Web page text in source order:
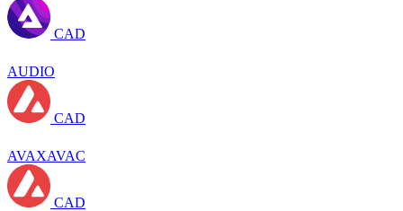
CAD
AUDIO
CAD
AVAXAVAC
CAD